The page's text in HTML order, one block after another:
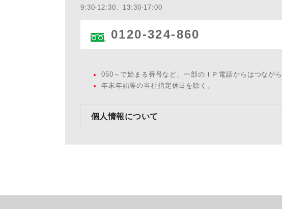
9:30-12:30、13:30-17:00
0120-324-860
050～で始まる番号など、一部のＩＰ電話からはつなが
年末年始等の当社指定休日を除く。
個人情報について